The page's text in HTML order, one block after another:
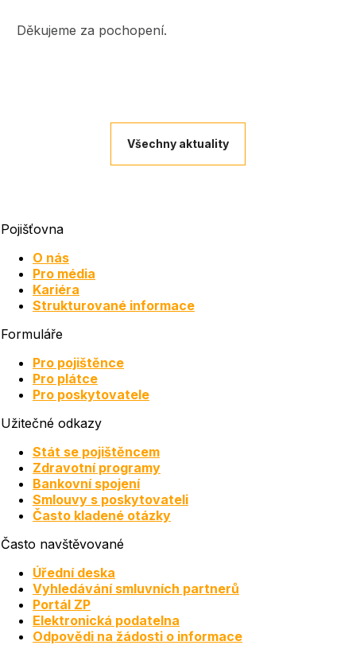
Děkujeme za pochopení.
Všechny aktuality
Pojišťovna
O nás
Pro média
Kariéra
Strukturované informace
Formuláře
Pro pojištěnce
Pro plátce
Pro poskytovatele
Užitečné odkazy
Stát se pojištěncem
Zdravotní programy
Bankovní spojení
Smlouvy s poskytovateli
Často kladené otázky
Často navštěvované
Úřední deska
Vyhledávání smluvních partnerů
Portál ZP
Elektronická podatelna
Odpovědi na žádosti o informace